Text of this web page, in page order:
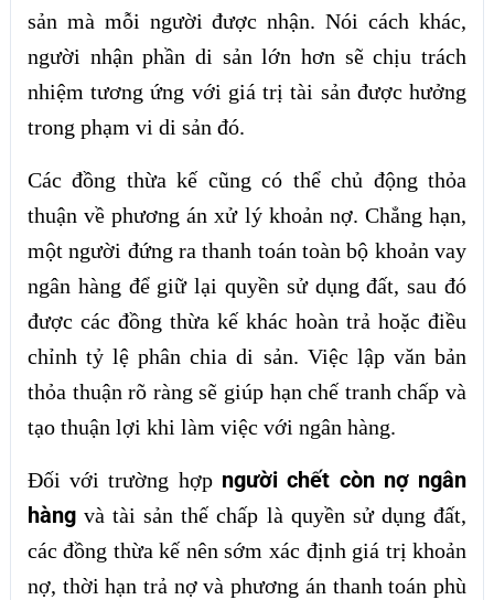
sản mà mỗi người được nhận. Nói cách khác,
người nhận phần di sản lớn hơn sẽ chịu trách
nhiệm tương ứng với giá trị tài sản được hưởng
trong phạm vi di sản đó.
Các đồng thừa kế cũng có thể chủ động thỏa
thuận về phương án xử lý khoản nợ. Chẳng hạn,
một người đứng ra thanh toán toàn bộ khoản vay
ngân hàng để giữ lại quyền sử dụng đất, sau đó
được các đồng thừa kế khác hoàn trả hoặc điều
chỉnh tỷ lệ phân chia di sản. Việc lập văn bản
thỏa thuận rõ ràng sẽ giúp hạn chế tranh chấp và
tạo thuận lợi khi làm việc với ngân hàng.
Đối với trường hợp người chết còn nợ ngân
hàngvà tài sản thế chấp là quyền sử dụng đất,
các đồng thừa kế nên sớm xác định giá trị khoản
nợ, thời hạn trả nợ và phương án thanh toán phù